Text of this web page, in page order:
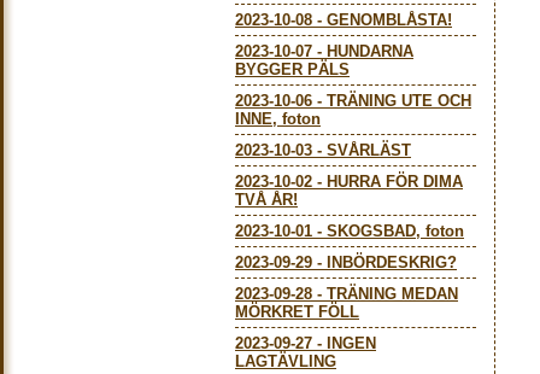
2023-10-08 - GENOMBLÅSTA!
2023-10-07 - HUNDARNA
BYGGER PÄLS
2023-10-06 - TRÄNING UTE OCH
INNE, foton
2023-10-03 - SVÅRLÄST
2023-10-02 - HURRA FÖR DIMA
TVÅ ÅR!
2023-10-01 - SKOGSBAD, foton
2023-09-29 -
INBÖRDESKRIG?
2023-09-28 - TRÄNING MEDAN
MÖRKRET FÖLL
2023-09-27 -
INGEN
LAGTÄVLING